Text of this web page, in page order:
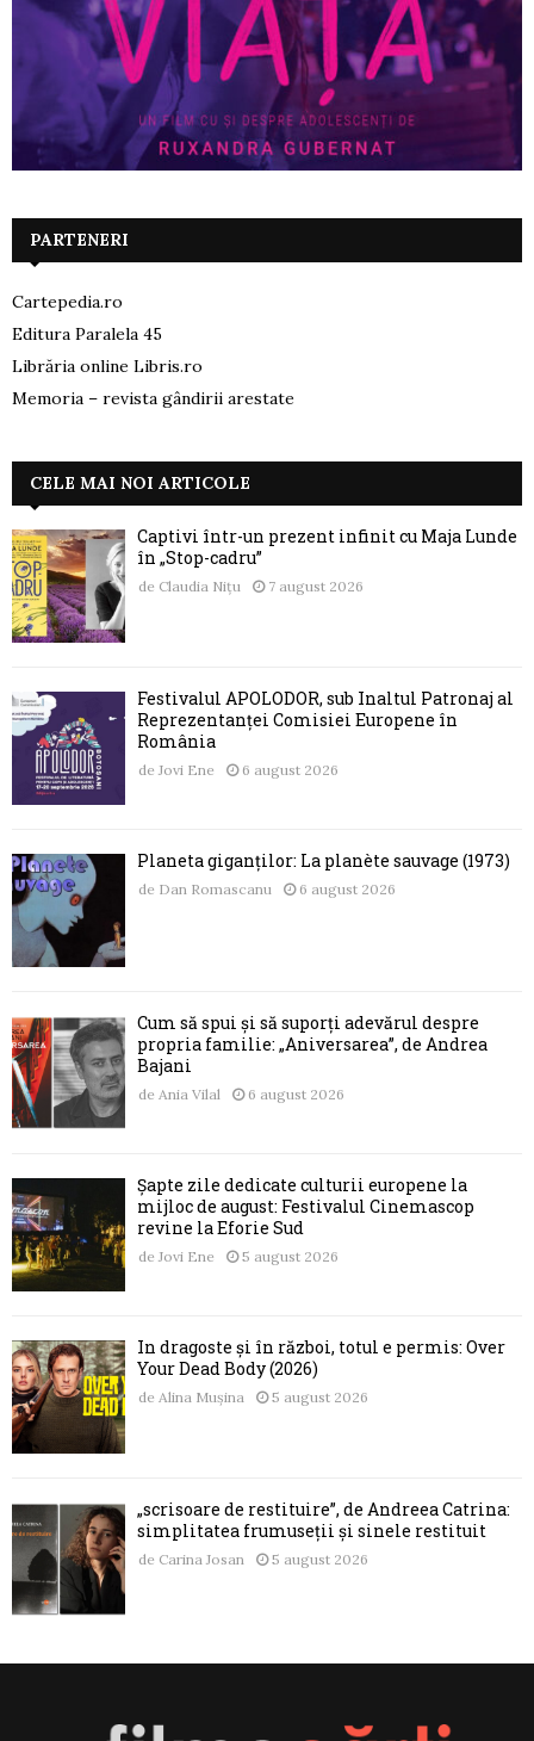
PARTENERI
Cartepedia.ro
Editura Paralela 45
Librăria online Libris.ro
Memoria – revista gândirii arestate
CELE MAI NOI ARTICOLE
Captivi într-un prezent infinit cu Maja Lunde
în „Stop-cadru”
de Claudia Nițu 7 august 2026
Festivalul APOLODOR, sub Înaltul Patronaj al
Reprezentanței Comisiei Europene în
România
de Jovi Ene 6 august 2026
Planeta giganților: La planète sauvage (1973)
de Dan Romascanu 6 august 2026
Cum să spui și să suporți adevărul despre
propria familie: „Aniversarea”, de Andrea
Bajani
de Ania Vilal 6 august 2026
Șapte zile dedicate culturii europene la
mijloc de august: Festivalul Cinemascop
revine la Eforie Sud
de Jovi Ene 5 august 2026
În dragoste și în război, totul e permis: Over
Your Dead Body (2026)
de Alina Mușina 5 august 2026
„scrisoare de restituire”, de Andreea Catrina:
simplitatea frumuseții și sinele restituit
de Carina Josan 5 august 2026